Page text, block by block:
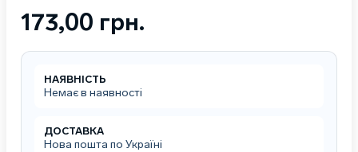
173,00 грн.
НАЯВНІСТЬ
Немає в наявності
ДОСТАВКА
Нова пошта по Україні